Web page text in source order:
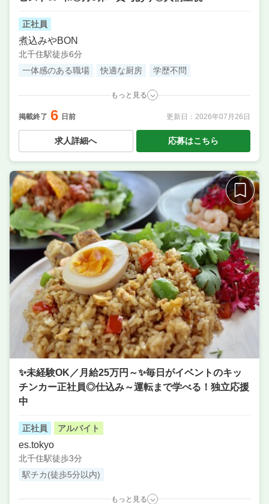
正社員
煮込みやBON
北千住駅徒歩6分
一体感のある職場
快適な厨房 学歴不問
もっと見る
職種 調理補助・調理見習い
／ 料理長候補（シェフ・板長
など） ／ 調理・キッチンスタッフ・板前 ／ 店長候
補・マネージャー ／ サービス・ホール ／ 洗い場・皿
洗い
和×ビストロの技法で魅せる大人の居酒屋
住所 東京都足立区千住3-52 アマンヴィラ北千住 1F
席数 20席〜30席
単価 4000円〜5000円
掲載終了 6 日前 更新日： 2026年07月26日
求人詳細へ 応募はこちら
✨未経験OK／月給25万円～✨毎日がイベントのキッ
チンカー正社員◎仕込み～運転まで学べる！独立応援
中
正社員 アルバイト
es.tokyo
北千住駅徒歩3分
駅チカ(徒歩5分以内)
もっと見る